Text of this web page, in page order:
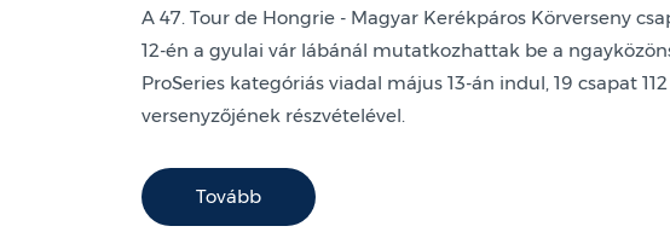
A 47. Tour de Hongrie - Magyar Kerékpáros Körverseny
12-én a gyulai vár lábánál mutatkozhattak be a
ProSeries kategóriás viadal május 13-án indul, 19 csapat 112
versenyzőjének részvételével.
Tovább